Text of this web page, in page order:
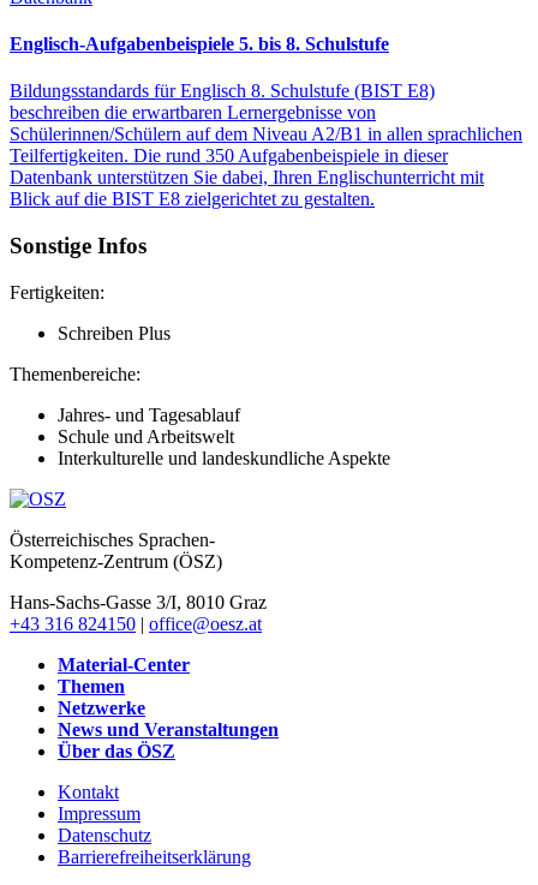
Englisch-Aufgabenbeispiele 5. bis 8. Schulstufe
Bildungsstandards für Englisch 8. Schulstufe (BIST E8)
beschreiben die erwartbaren Lernergebnisse von
Schülerinnen/Schülern auf dem Niveau A2/B1 in allen sprachlichen
Teilfertigkeiten. Die rund 350 Aufgabenbeispiele in dieser
Datenbank unterstützen Sie dabei, Ihren Englischunterricht mit
Blick auf die BIST E8 zielgerichtet zu gestalten.
Sonstige Infos
Fertigkeiten:
Schreiben Plus
Themenbereiche:
Jahres- und Tagesablauf
Schule und Arbeitswelt
Interkulturelle und landeskundliche Aspekte
Österreichisches Sprachen-
Kompetenz-Zentrum (ÖSZ)
Hans-Sachs-Gasse 3/I, 8010 Graz
+43 316 824150 | office@oesz.at
Material-Center
Themen
Netzwerke
News und Veranstaltungen
Über das ÖSZ
Kontakt
Impressum
Datenschutz
Barrierefreiheitserklärung